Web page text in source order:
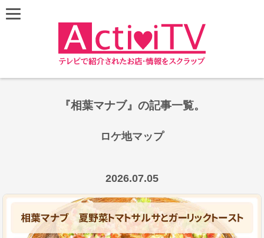
『相葉マナブ』の記事一覧。
ロケ地マップ
2026.07.05